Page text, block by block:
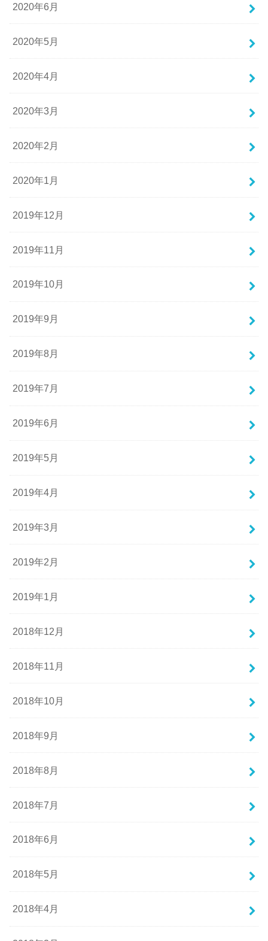
2020年6月
2020年5月
2020年4月
2020年3月
2020年2月
2020年1月
2019年12月
2019年11月
2019年10月
2019年9月
2019年8月
2019年7月
2019年6月
2019年5月
2019年4月
2019年3月
2019年2月
2019年1月
2018年12月
2018年11月
2018年10月
2018年9月
2018年8月
2018年7月
2018年6月
2018年5月
2018年4月